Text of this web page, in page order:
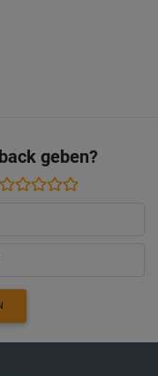
geben?